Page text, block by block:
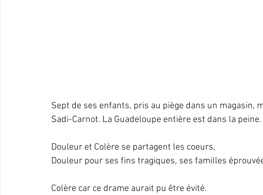
Sept de ses enfants, pris au piège dans un magasin,
Sadi-Carnot. La Guadeloupe entière est dans la peine.
Douleur et Colère se partagent les coeurs,
Douleur pour ses fins tragiques, ses familles
Colère car ce drame aurait pu être évité.